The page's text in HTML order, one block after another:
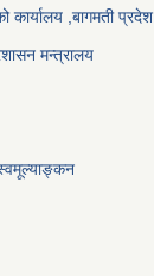
कार्यालय ,बागमती प्रदेश
मन्त्रालय